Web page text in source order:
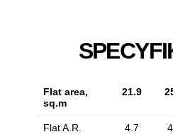
Flat area,
sq.m
21.9
Flat A.R. 4.7